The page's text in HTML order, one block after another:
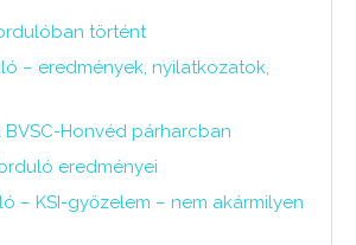
történt
– eredmények, nyilatkozatok,
BVSC-Honvéd párharcban
eredményei
– KSI-győzelem – nem akármilyen